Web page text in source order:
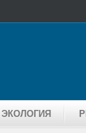
ЭКОЛОГИЯ